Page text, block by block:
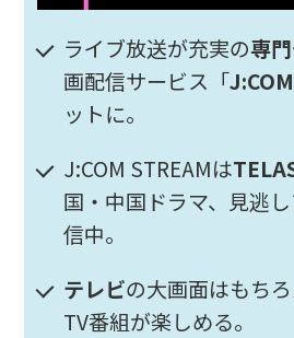
ライブ放送が充実の専
画配信サービス「
ットに。
J:COM STREAMは
国・中国ドラマ、見逃
信中。
テレビの大画面はもちろ
TV番組が楽しめる。